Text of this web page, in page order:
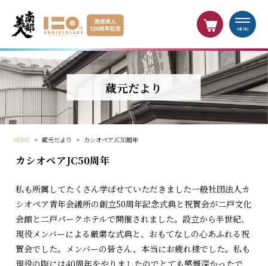
MENU
蔵元だより
HOME > 蔵元だより > カシオペアJC50周年
カシオペアJC50周年
私も所属してたくさん学ばせていただきました一般社団法人カ
シオペア青年会議所の創立50周年記念式典と祝賀会が二戸文化
会館と二戸パークホテルで開催されました。設立から半世紀、
現役メンバーによる厳粛な式典と、おもてなしの心あふれる祝
賀会でした。メンバーの皆さん、本当にお疲れ様でした。私も
現役の際には40周年をやりましたのでとても感慨深かったで